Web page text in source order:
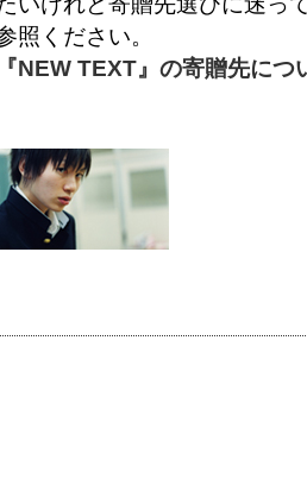
照ください。
NEW TEXT』の寄贈先につ